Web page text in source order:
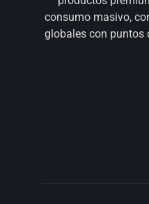
consumo masivo,
globales con puntos